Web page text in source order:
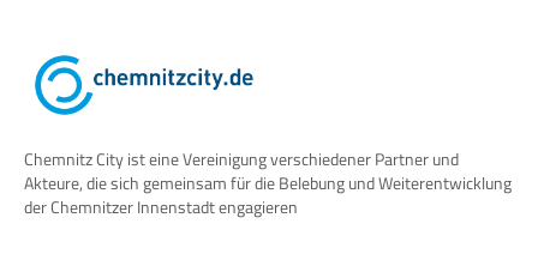
Chemnitz City ist eine Vereinigung verschiedener Partner und
Akteure, die sich gemeinsam für die Belebung und Weiterentwicklung
der Chemnitzer Innenstadt engagieren